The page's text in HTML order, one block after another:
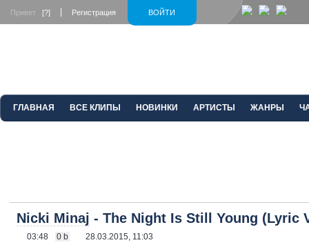
ВОЙТИ
Привет [?] Регистрация
ГЛАВНАЯ ВСЕ КЛИПЫ НОВИНКИ АРТИСТЫ ЖАНРЫ
Nicki Minaj - The Night Is Still Young (Lyric
03:48 0 b 28.03.2015, 11:03